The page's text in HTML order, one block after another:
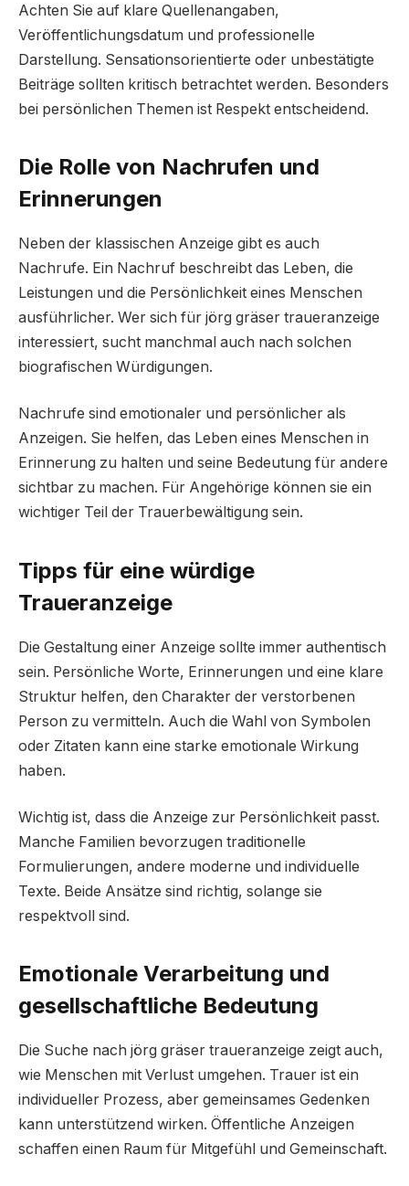
Achten Sie auf klare Quellenangaben,
Veröffentlichungsdatum und professionelle
Darstellung. Sensationsorientierte oder unbestätigte
Beiträge sollten kritisch betrachtet werden. Besonders
bei persönlichen Themen ist Respekt entscheidend.
Die Rolle von Nachrufen und
Erinnerungen
Neben der klassischen Anzeige gibt es auch
Nachrufe. Ein Nachruf beschreibt das Leben, die
Leistungen und die Persönlichkeit eines Menschen
ausführlicher. Wer sich für jörg gräser traueranzeige
interessiert, sucht manchmal auch nach solchen
biografischen Würdigungen.
Nachrufe sind emotionaler und persönlicher als
Anzeigen. Sie helfen, das Leben eines Menschen in
Erinnerung zu halten und seine Bedeutung für andere
sichtbar zu machen. Für Angehörige können sie ein
wichtiger Teil der Trauerbewältigung sein.
Tipps für eine würdige
Traueranzeige
Die Gestaltung einer Anzeige sollte immer authentisch
sein. Persönliche Worte, Erinnerungen und eine klare
Struktur helfen, den Charakter der verstorbenen
Person zu vermitteln. Auch die Wahl von Symbolen
oder Zitaten kann eine starke emotionale Wirkung
haben.
Wichtig ist, dass die Anzeige zur Persönlichkeit passt.
Manche Familien bevorzugen traditionelle
Formulierungen, andere moderne und individuelle
Texte. Beide Ansätze sind richtig, solange sie
respektvoll sind.
Emotionale Verarbeitung und
gesellschaftliche Bedeutung
Die Suche nach jörg gräser traueranzeige zeigt auch,
wie Menschen mit Verlust umgehen. Trauer ist ein
individueller Prozess, aber gemeinsames Gedenken
kann unterstützend wirken. Öffentliche Anzeigen
schaffen einen Raum für Mitgefühl und Gemeinschaft.